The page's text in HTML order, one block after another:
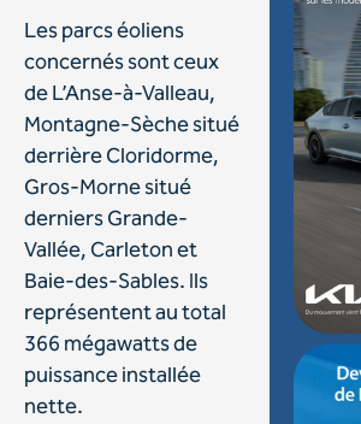
Les parcs éoliens
concernés sont ceux
de L’Anse-à-Valleau,
Montagne-Sèche situé
derrière Cloridorme,
Gros-Morne situé
derniers Grande-
Vallée, Carleton et
Baie-des-Sables. Ils
représentent au total
366 mégawatts de
puissance installée
nette.